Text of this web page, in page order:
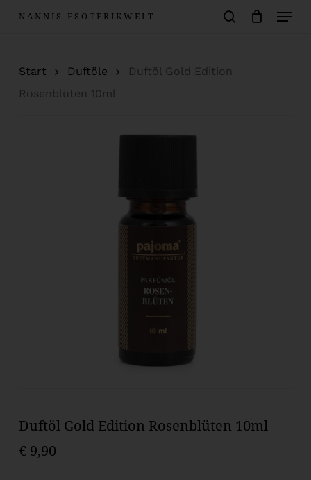
content
NANNIS ESOTERIKWELT
Menu
Start Duftöle
Duftöl Gold Edition
Rosenblüten 10ml
Duftöl Gold Edition Rosenblüten 10ml
€ 9,90